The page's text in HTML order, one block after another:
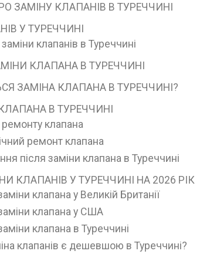
ЗАМІНУ КЛАПАНІВ В ТУРЕЧЧИНІ
У ТУРЕЧЧИНІ
клапанів в Туреччині
КЛАПАНА В ТУРЕЧЧИНІ
ЗАМІНА КЛАПАНА В ТУРЕЧЧИНІ?
В ТУРЕЧЧИНІ
клапана
ремонт клапана
після заміни клапана в Туреччині
КЛАПАНІВ У ТУРЕЧЧИНІ НА 2026 РІК
клапана у Великій Британії
клапана у США
клапана в Туреччині
клапанів є дешевшою в Туреччині?